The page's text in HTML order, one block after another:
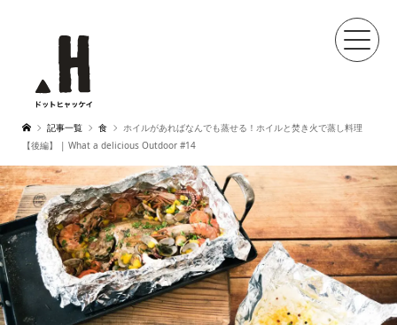
記事一覧 食
ホイルがあればなんでも蒸せる！ホイルと焚き火で蒸し料理
【後編】 | What a delicious Outdoor #14